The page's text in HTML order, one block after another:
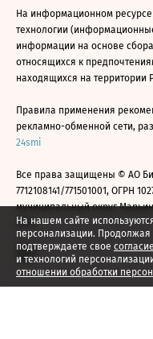
На нашем сайте
персонализации.
подтверждаете свое согласие
и технологий
отношении обработки
На информационном
технологии
информации на основе
относящихся к
находящихся на территории
Правила применения
рекламно-обменной сети,
24smi
Все права защищены © АО
7712108141/771501001, ОГРН
муниципальный округ
2026